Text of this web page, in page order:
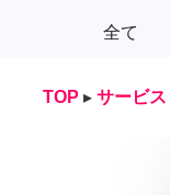
全て
TOP ▸ サービス